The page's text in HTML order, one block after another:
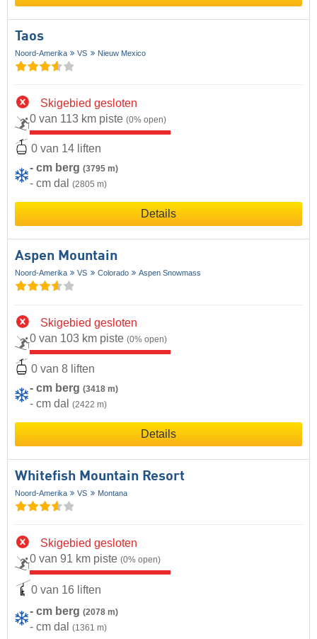
Taos
Noord-Amerika VS Nieuw Mexico
Skigebied gesloten
0 van 113 km piste (0% open)
0 van 14 liften
- cm berg (3795 m)
- cm dal (2805 m)
Details
Aspen Mountain
Noord-Amerika VS Colorado Aspen Snowmass
Skigebied gesloten
0 van 103 km piste (0% open)
0 van 8 liften
- cm berg (3418 m)
- cm dal (2422 m)
Details
Whitefish Mountain Resort
Noord-Amerika VS Montana
Skigebied gesloten
0 van 91 km piste (0% open)
0 van 16 liften
- cm berg (2078 m)
- cm dal (1361 m)